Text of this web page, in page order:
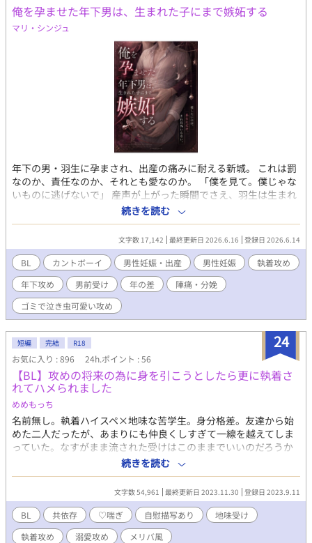
では喘がないです ※頭からっぽにして読んでください
俺を孕ませた年下男は、生まれた子にまで嫉妬する
マリ・シンジュ
年下の男・羽生に孕まされ、出産の痛みに耐える新城。 これは罰
なのか、責任なのか、それとも愛なのか。 「僕を見て。僕じゃな
いものに逃げないで」 産声が上がった瞬間でさえ、羽生は生まれ
た子に嫉妬する。 自分が壊した男が、自分以外を見ることを許せ
ない。 それでも新城は、羽生を拒まない。 傷でも証拠でも罰でも
ないものとして、生まれてしまった命を前に、二人はもう逃げら
れなくなる。 年下不安定執着攻め×男前受け。 男性妊娠・男性出
産・共依存・嫉妬・ダークロマンスが好きな方向けです。 ※R18
※男性妊娠／男性出産／出産描写／流血表現あり ※倫理観薄め、
共依存、執着強め
続きを読む
文字数 17,142 最終更新日 2026.6.16 登録日 2026.6.14
BL カントボーイ 男性妊娠・出産 男性妊娠
執着攻め
年下攻め
男前受け 年の差
陣痛・分娩
ゴミで泣き虫可愛い攻め
24
短編 完結 R18
お気に入り : 896 24h.ポイント : 56
【BL】攻めの将来の為に身を引こうとしたら更に執着さ
れてハメられました
めめもっち
名前無し。執着ハイスペ×地味な苦学生。身分格差。友達から始
めた二人だったが、あまりにも仲良くしすぎて一線を越えてしま
っていた。なすがまま流された受けはこのままでいいのだろうか
と悩んでいた中、攻めの結婚を聞かされ、決断をする。 2023年9
月16日付 BLランキング最高11位&女性向け小説96位 感謝！ お
気に入り、エール再生ありがとうございます！
続きを読む
文字数 54,961 最終更新日 2023.11.30 登録日 2023.9.11
BL 共依存 ♡喘ぎ 自慰描写あり
地味受け
執着攻め
溺愛攻め メリバ風